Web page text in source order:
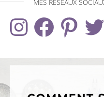
MES RÉSEAUX
InstagramFacebook PinterestTwitter